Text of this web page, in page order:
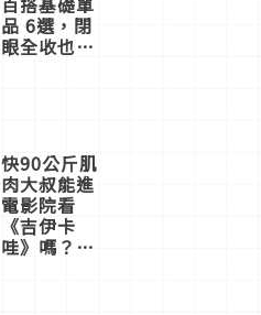
品 6選，閉
眼全收也不
快90公斤肌
肉大叔能進
電影院看
《吉伊卡
哇》嗎？日